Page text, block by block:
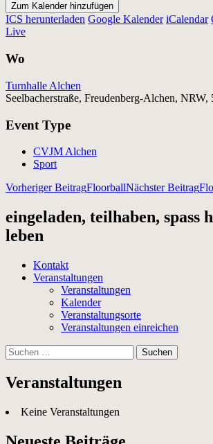
Zum Kalender hinzufügen
ICS herunterladen Google Kalender iCalendar
Live
Wo
Turnhalle Alchen
Seelbacherstraße, Freudenberg-Alchen, NRW,
Event Type
CVJM Alchen
Sport
Beitragsnavigation
Vorheriger BeitragFloorballNächster Beitrag
eingeladen, teilhaben, spass
leben
Kontakt
Veranstaltungen
Veranstaltungen
Kalender
Veranstaltungsorte
Veranstaltungen einreichen
Suchen
nach:
Veranstaltungen
Keine Veranstaltungen